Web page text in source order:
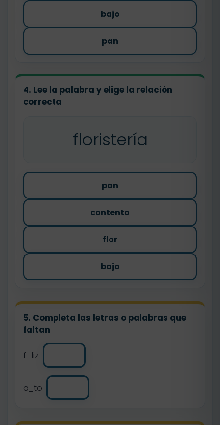
bajo
pan
4. Lee la palabra y elige la relación
correcta
floristería
pan
contento
flor
bajo
5. Completa las letras o palabras que
faltan
f_liz
a_to